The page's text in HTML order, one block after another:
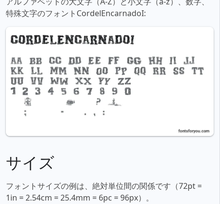
特殊文字のフォントCordelEncarnadoI:
サイズ
フォントサイズの例は、絶対単位間の関係です（72pt =
1in = 2.54cm = 25.4mm = 6pc = 96px）。